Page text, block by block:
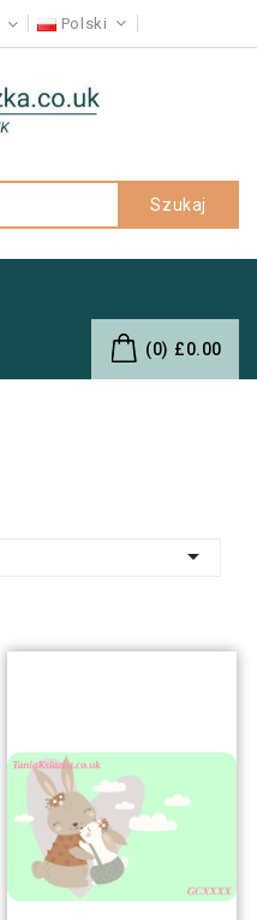
Polski
Szukaj
(0) £0.00
